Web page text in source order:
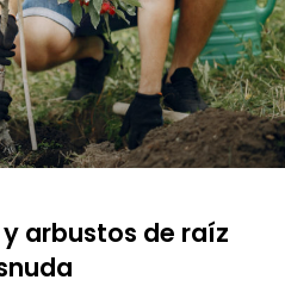
arbustos de raíz